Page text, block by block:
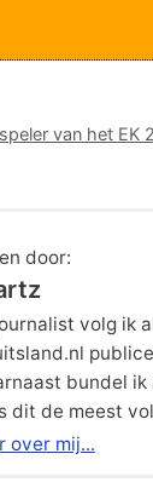
van het EK
door:
volg ik
bundel
dit de meest
over mij...